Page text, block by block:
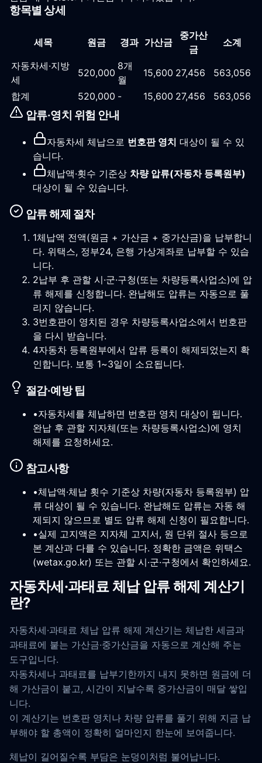
항목별 상세
세목 원금 경과 가산금
중가산
금
소계
자동차세·지방
세
520,000
8개
월
15,600 27,456
563,056
합계
520,000 - 15,600 27,456 563,056
압류·영치 위험 안내
자동차세 체납으로 번호판 영치 대상이 될 수 있
습니다.
체납액·횟수 기준상 차량 압류(자동차 등록원부)
대상이 될 수 있습니다.
압류 해제 절차
1체납액 전액(원금 + 가산금 + 중가산금)을 납부합니
다. 위택스, 정부24, 은행 가상계좌로 납부할 수 있습
니다.
2납부 후 관할 시·군·구청(또는 차량등록사업소)에 압
류 해제를 신청합니다. 완납해도 압류는 자동으로 풀
리지 않습니다.
3번호판이 영치된 경우 차량등록사업소에서 번호판
을 다시 받습니다.
4자동차 등록원부에서 압류 등록이 해제되었는지 확
인합니다. 보통 1~3일이 소요됩니다.
절감·예방 팁
•자동차세를 체납하면 번호판 영치 대상이 됩니다.
완납 후 관할 지자체(또는 차량등록사업소)에 영치
해제를 요청하세요.
참고사항
•체납액·체납 횟수 기준상 차량(자동차 등록원부) 압
류 대상이 될 수 있습니다. 완납해도 압류는 자동 해
제되지 않으므로 별도 압류 해제 신청이 필요합니다.
•실제 고지액은 지자체 고지서, 원 단위 절사 등으로
본 계산과 다를 수 있습니다. 정확한 금액은 위택스
(wetax.go.kr) 또는 관할 시·군·구청에서 확인하세요.
자동차세·과태료 체납 압류 해제 계산기
란?
자동차세·과태료 체납 압류 해제 계산기는 체납한 세금과
과태료에 붙는 가산금·중가산금을 자동으로 계산해 주는
도구입니다.
자동차세나 과태료를 납부기한까지 내지 못하면 원금에 더
해 가산금이 붙고, 시간이 지날수록 중가산금이 매달 쌓입
니다.
이 계산기는 번호판 영치나 차량 압류를 풀기 위해 지금 납
부해야 할 총액이 정확히 얼마인지 한눈에 보여줍니다.
체납이 길어질수록 부담은 눈덩이처럼 불어납니다.